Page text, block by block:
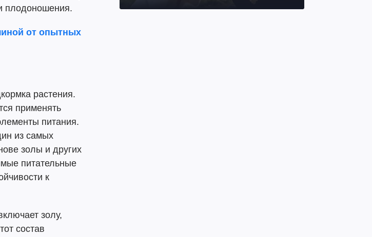
плодоношения.
от опытных
растения.
применять
питания.
из самых
золы и других
питательные
к
золу,
состав